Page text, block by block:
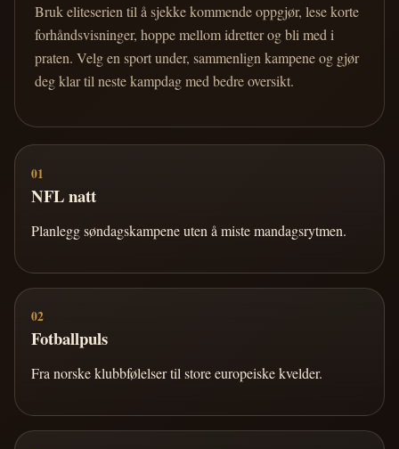
Bruk eliteserien til å sjekke kommende oppgjør, lese korte
forhåndsvisninger, hoppe mellom idretter og bli med i
praten. Velg en sport under, sammenlign kampene og gjør
deg klar til neste kampdag med bedre oversikt.
01
NFL natt
Planlegg søndagskampene uten å miste mandagsrytmen.
02
Fotballpuls
Fra norske klubbfølelser til store europeiske kvelder.